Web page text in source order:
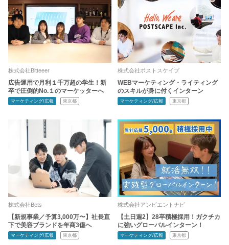
株式会社Bitteeer
広告運用で月利１千万超の学生！新
卒で圧倒的No.１のマーケッターへ
マーケティング/広報 東京都
株式会社ポストスケイプ
WEBマーケティング・ライティング
のスキルが身に付くインターン
マーケティング/広報 東京都
株式会社Bets
【新規事業／予算3,000万〜】社長直
下で美容ブランドを年商3億へ
マーケティング/広報 東京都
株式会社アンビエントナビ
【土日週2】28卒積極採用！ガクチカ
に強いグローバルインターン！
マーケティング/広報 東京都